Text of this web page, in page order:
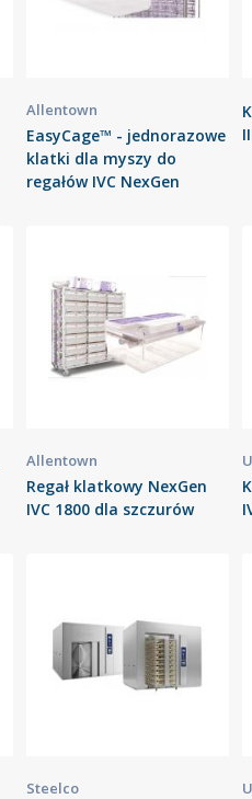
Allentown
EasyCage™ - jednorazowe
klatki dla myszy do
regałów IVC NexGen
Allentown
Regał klatkowy NexGen
IVC 1800 dla szczurów
Steelco